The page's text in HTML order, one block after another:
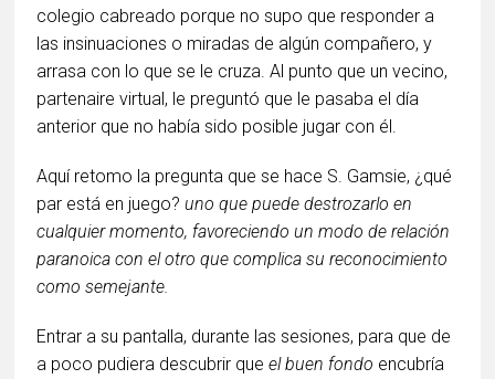
colegio cabreado porque no supo que responder a
las insinuaciones o miradas de algún compañero, y
arrasa con lo que se le cruza. Al punto que un vecino,
partenaire virtual, le preguntó que le pasaba el día
anterior que no había sido posible jugar con él.
Aquí retomo la pregunta que se hace S. Gamsie, ¿qué
par está en juego? uno que puede destrozarlo en
cualquier momento, favoreciendo un modo de relación
paranoica con el otro que complica su reconocimiento
como semejante.
Entrar a su pantalla, durante las sesiones, para que de
a poco pudiera descubrir queel buen fondo encubría